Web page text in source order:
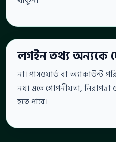
লগইন তথ্য অন্যকে
না। পাসওয়ার্ড বা অ্যাকাউন্ট
নয়। এতে গোপনীয়তা, নিরাপত্তা
হতে পারে।